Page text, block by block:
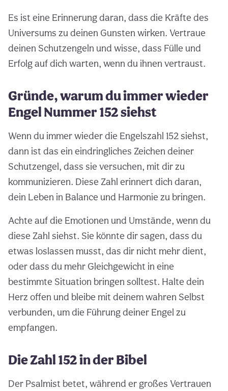
Es ist eine Erinnerung daran, dass die Kräfte des
Universums zu deinen Gunsten wirken. Vertraue
deinen Schutzengeln und wisse, dass Fülle und
Erfolg auf dich warten, wenn du ihnen vertraust.
Gründe, warum du immer wieder
Engel Nummer 152 siehst
Wenn du immer wieder die Engelszahl 152 siehst,
dann ist das ein eindringliches Zeichen deiner
Schutzengel, dass sie versuchen, mit dir zu
kommunizieren. Diese Zahl erinnert dich daran,
dein Leben in Balance und Harmonie zu bringen.
Achte auf die Emotionen und Umstände, wenn du
diese Zahl siehst. Sie könnte dir sagen, dass du
etwas loslassen musst, das dir nicht mehr dient,
oder dass du mehr Gleichgewicht in eine
bestimmte Situation bringen solltest. Halte dein
Herz offen und bleibe mit deinem wahren Selbst
verbunden, um die Führung deiner Engel zu
empfangen.
Die Zahl 152 in der Bibel
Der Psalmist betet, während er großes Vertrauen